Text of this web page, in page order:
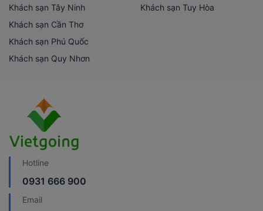
Khách sạn Tây Ninh
Khách sạn Cần Thơ
Khách sạn Phú Quốc
Khách sạn Quy Nhơn
Khách sạn Tuy Hòa
Hotline
0931 666 900
Email